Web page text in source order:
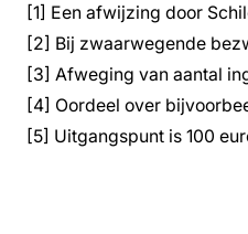
[1] Een afwijzing door
[2] Bij zwaarwegende
[3] Afweging van aantal
[4] Oordeel over
[5] Uitgangspunt is 100